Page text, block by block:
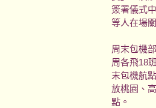
簽署儀式
等人在場
周末包機
周各飛18
末包機航
放桃園、
點。